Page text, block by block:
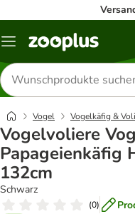
Menü
Produkte
suchen
Vogel Vogelkäfig &
Vogelvoliere
Papageienkäfig
132cm
Schwarz
(0)